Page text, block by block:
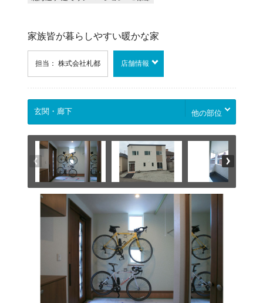
家族皆が暮らしやすい暖かな家
担当： 株式会社札都 店舗情報
他の部位